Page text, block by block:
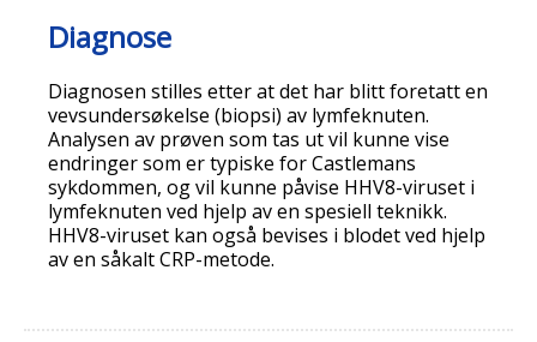
Diagnose
Diagnosen stilles etter at det har blitt foretatt en
vevsundersøkelse (biopsi) av lymfeknuten.
Analysen av prøven som tas ut vil kunne vise
endringer som er typiske for Castlemans
sykdommen, og vil kunne påvise HHV8-viruset i
lymfeknuten ved hjelp av en spesiell teknikk.
HHV8-viruset kan også bevises i blodet ved hjelp
av en såkalt CRP-metode.